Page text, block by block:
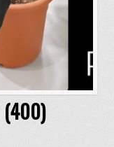
(400)